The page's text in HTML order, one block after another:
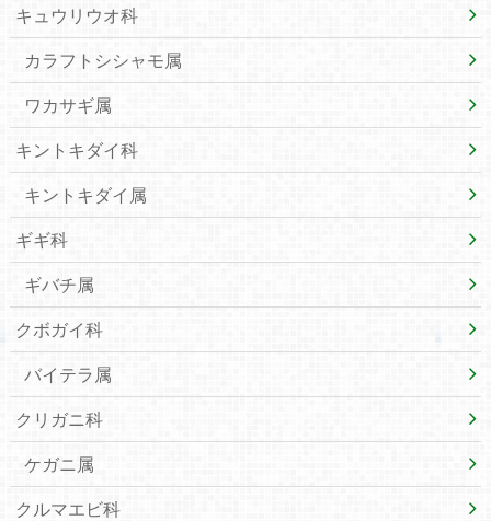
キュウリウオ科
カラフトシシャモ属
ワカサギ属
キントキダイ科
キントキダイ属
ギギ科
ギバチ属
クボガイ科
バイテラ属
クリガニ科
ケガニ属
クルマエビ科